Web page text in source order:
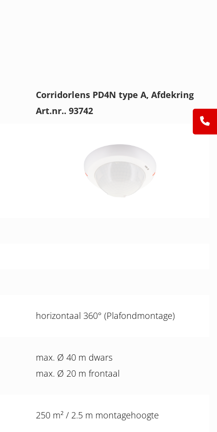
Corridorlens PD4N type A, Afdekring
Art.nr.. 93742
horizontaal 360° (Plafondmontage)
max. Ø 40 m dwars
max. Ø 20 m frontaal
250 m² / 2.5 m montagehoogte